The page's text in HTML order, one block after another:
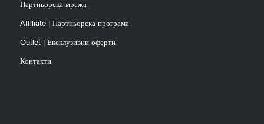
Партньорска мрежа
Affiliate | Партньорска програма
Outlet | Ексклузивни оферти
Контакти